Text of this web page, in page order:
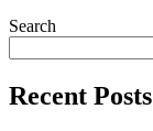
Search
Recent Posts